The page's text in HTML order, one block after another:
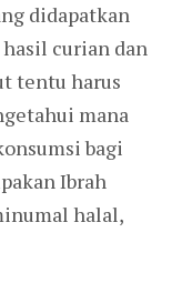
didapatkan
hasil curian dan
tentu harus
mana
bagi
Ibrah
halal,